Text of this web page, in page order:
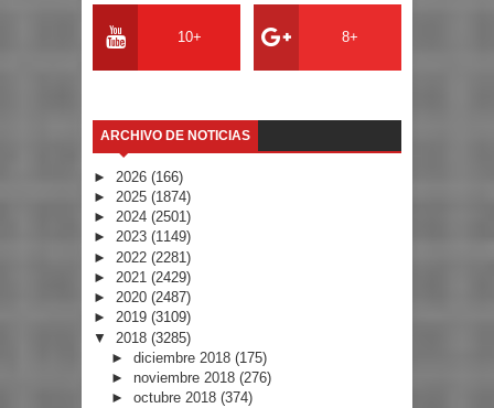
10+ 8+
ARCHIVO DE NOTICIAS
► 2026 (166)
► 2025 (1874)
► 2024 (2501)
► 2023 (1149)
► 2022 (2281)
► 2021 (2429)
► 2020 (2487)
► 2019 (3109)
▼ 2018 (3285)
► diciembre 2018 (175)
► noviembre 2018 (276)
► octubre 2018 (374)